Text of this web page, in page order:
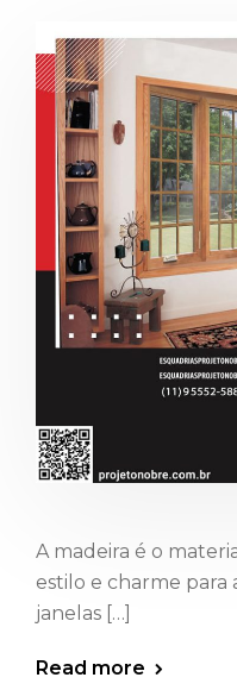
A madeira é o
estilo e charme para
janelas […]
Read more